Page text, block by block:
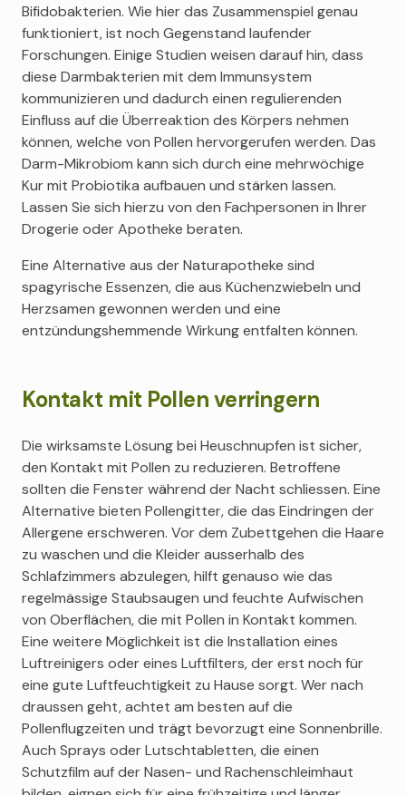
Bifidobakterien. Wie hier das Zusammenspiel genau
funktioniert, ist noch Gegenstand laufender
Forschungen. Einige Studien weisen darauf hin, dass
diese Darmbakterien mit dem Immunsystem
kommunizieren und dadurch einen regulierenden
Einfluss auf die Überreaktion des Körpers nehmen
können, welche von Pollen hervorgerufen werden. Das
Darm-Mikrobiom kann sich durch eine mehrwöchige
Kur mit Probiotika aufbauen und stärken lassen.
Lassen Sie sich hierzu von den Fachpersonen in Ihrer
Drogerie oder Apotheke beraten.
Eine Alternative aus der Naturapotheke sind
spagyrische Essenzen, die aus Küchenzwiebeln und
Herzsamen gewonnen werden und eine
entzündungshemmende Wirkung entfalten können.
Kontakt mit Pollen verringern
Die wirksamste Lösung bei Heuschnupfen ist sicher,
den Kontakt mit Pollen zu reduzieren. Betroffene
sollten die Fenster während der Nacht schliessen. Eine
Alternative bieten Pollengitter, die das Eindringen der
Allergene erschweren. Vor dem Zubettgehen die Haare
zu waschen und die Kleider ausserhalb des
Schlafzimmers abzulegen, hilft genauso wie das
regelmässige Staubsaugen und feuchte Aufwischen
von Oberflächen, die mit Pollen in Kontakt kommen.
Eine weitere Möglichkeit ist die Installation eines
Luftreinigers oder eines Luftfilters, der erst noch für
eine gute Luftfeuchtigkeit zu Hause sorgt. Wer nach
draussen geht, achtet am besten auf die
Pollenflugzeiten und trägt bevorzugt eine Sonnenbrille.
Auch Sprays oder Lutschtabletten, die einen
Schutzfilm auf der Nasen- und Rachenschleimhaut